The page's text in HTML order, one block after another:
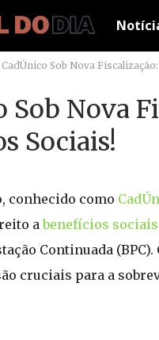
CadÚnico Sob Nova
Sob Nova
Sociais!
conhecido como
abenefícios sociais
Continuada
cruciais para a